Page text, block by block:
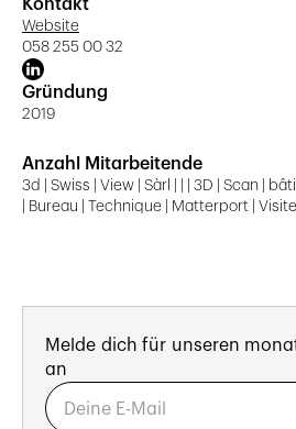
Kontakt
Website
058 255 00 32
Gründung
2019
Anzahl Mitarbeitende
3d | Swiss | View | Sàrl | | | 3D | Scan |
| Bureau | Technique | Matterport |
Melde dich für unseren
an